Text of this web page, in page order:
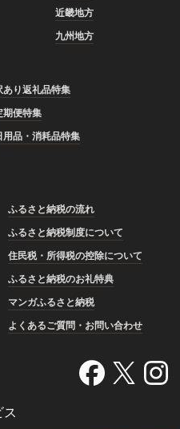
近畿地方
九州地方
あり返礼品特集
期便特集
用品・消耗品特集
ふるさと納税の流れ
ふるさと納税制度について
住民税・所得税の控除について
ふるさと納税のお礼特典
マンガふるさと納税
よくあるご質問・お問い合わせ